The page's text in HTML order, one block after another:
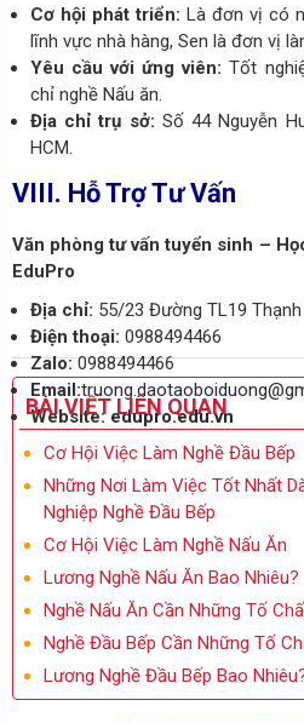
Cơ hội phát triển: Là đơn vị có
lĩnh vực nhà hàng, Sen là đơn vị
Yêu cầu với ứng viên:Tốt
chỉ nghề Nấu ăn.
Địa chỉ trụ sở: Số 44 Nguyễn
HCM.
VIII. Hỗ Trợ Tư Vấn
Văn phòng tư vấn tuyển sinh –
EduPro
Địa chỉ: 55/23 Đường TL19 Thạnh
Điện thoại: 0988494466
Zalo:0988494466
Email:
Website: edupro.edu.vn
BÀI VIẾT LIÊN QUAN
Cơ Hội Việc Làm Nghề Đầu Bếp
Những Nơi Làm Việc Tốt Nhất
Nghiệp Nghề Đầu Bếp
Cơ Hội Việc Làm Nghề Nấu Ăn
Lương Nghề Nấu Ăn Bao Nhiêu?
Nghề Nấu Ăn Cần Những Tố
Nghề Đầu Bếp Cần Những Tố
Lương Nghề Đầu Bếp Bao